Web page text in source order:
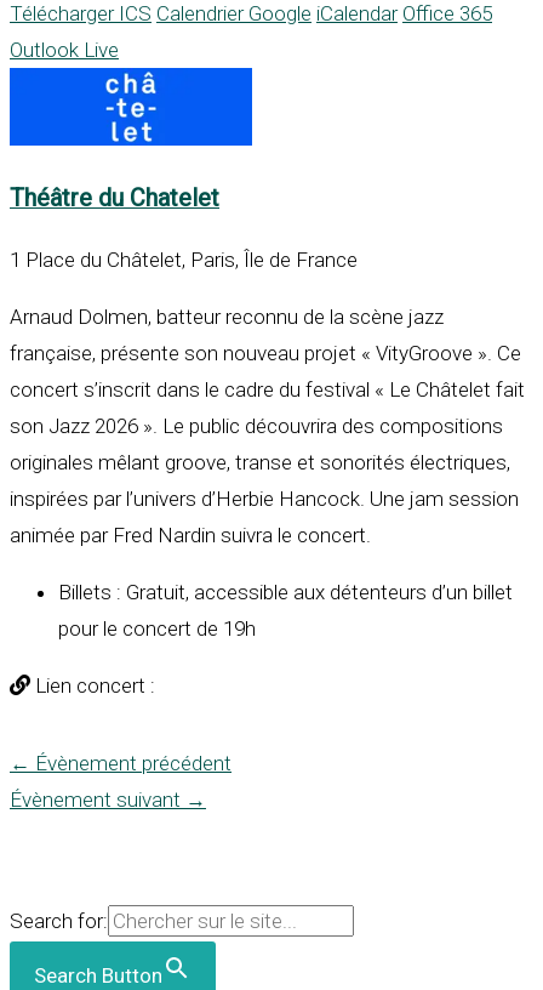
Télécharger ICS Calendrier Google iCalendar Office 365
Outlook Live
Théâtre du Chatelet
1 Place du Châtelet, Paris, Île de France
Arnaud Dolmen, batteur reconnu de la scène jazz
française, présente son nouveau projet « VityGroove ». Ce
concert s’inscrit dans le cadre du festival « Le Châtelet fait
son Jazz 2026 ». Le public découvrira des compositions
originales mêlant groove, transe et sonorités électriques,
inspirées par l’univers d’Herbie Hancock. Une jam session
animée par Fred Nardin suivra le concert.
Billets : Gratuit, accessible aux détenteurs d’un billet
pour le concert de 19h
Lien concert :
← Évènement précédent
Évènement suivant →
Search for:
Search Button